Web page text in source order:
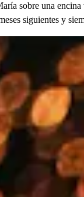
sobre una encina
siguientes y